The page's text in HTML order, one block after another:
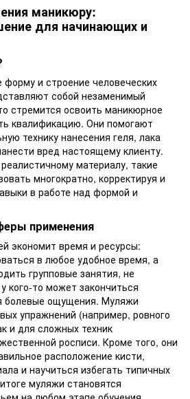
маникюру:
для начинающих и
и строение человеческих
собой незаменимый
стремится освоить маникюрное
квалификацию. Они помогают
технику нанесения геля, лака
вред настоящему клиенту.
материалу, такие
многократно, корректируя и
в работе над формой и
применения
экономит время и ресурсы:
в любое удобное время, а
групповые занятия, не
кого-то может закончиться
болевые ощущения. Муляжи
упражнений (например, ровного
и для сложных техник
росписи. Кроме того, они
расположение кисти,
и научиться избегать типичных
муляжи становятся